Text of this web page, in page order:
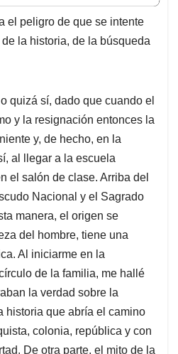
e
a
d
el peligro de que se intente
la historia, de la búsqueda
quizá sí, dado que cuando el
y la resignación entonces la
y, de hecho, en la
al llegar a la escuela
el salón de clase. Arriba del
Nacional y el Sagrado
manera, el origen se
del hombre, tiene una
Al iniciarme en la
de la familia, me hallé
la verdad sobre la
historia que abría el camino
colonia, república y con
De otra parte, el mito de la